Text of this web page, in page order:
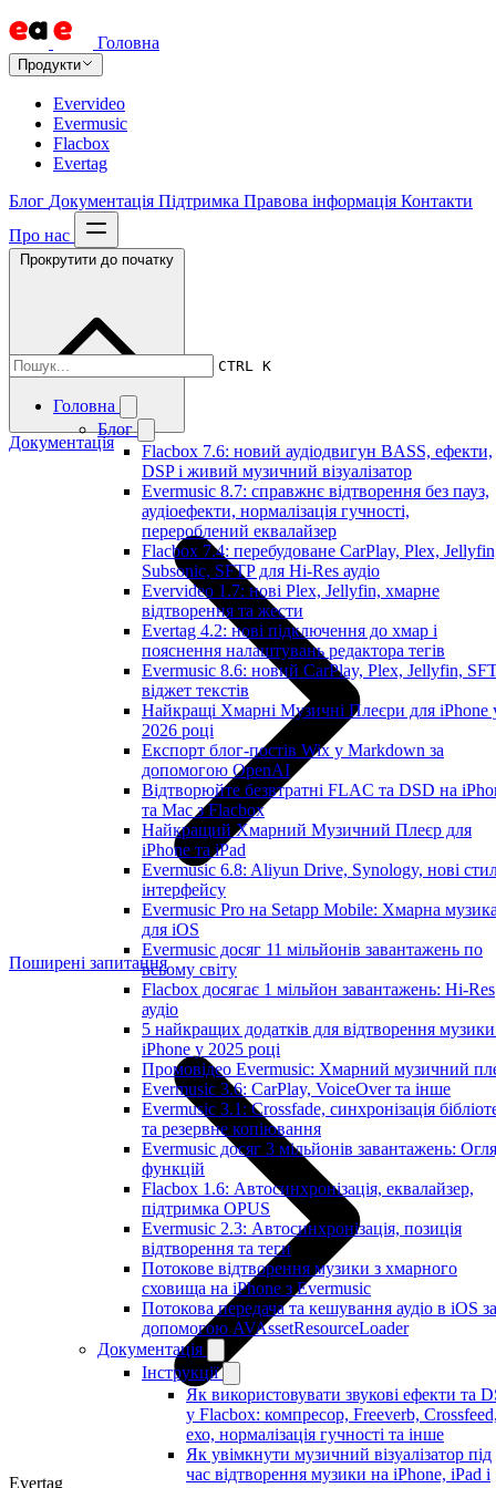
Головна
Продукти
Evervideo
Evermusic
Flacbox
Evertag
Блог Документація Підтримка Правова інформація Контакти
Про нас
CTRL K
Головна
Блог
Flacbox 7.6: новий аудіодвигун BASS, ефекти,
DSP і живий музичний візуалізатор
Evermusic 8.7: справжнє відтворення без пауз,
аудіоефекти, нормалізація гучності,
перероблений еквалайзер
Flacbox 7.4: перебудоване CarPlay, Plex,
Subsonic, SFTP для Hi-Res аудіо
Evervideo 1.7: нові Plex, Jellyfin, хмарне
відтворення та жести
Evertag 4.2: нові підключення до хмар і
пояснення налаштувань редактора тегів
Evermusic 8.6: новий CarPlay, Plex, Jellyfin,
віджет текстів
Найкращі Хмарні Музичні Плеєри для iPhone
2026 році
Експорт блог-постів Wix у Markdown за
допомогою OpenAI
Відтворюйте безвтратні FLAC та DSD на
та Mac з Flacbox
Найкращий Хмарний Музичний Плеєр для
iPhone та iPad
Evermusic 6.8: Aliyun Drive, Synology, нові
інтерфейсу
Evermusic Pro на Setapp Mobile: Хмарна
для iOS
Evermusic досяг 11 мільйонів завантажень по
всьому світу
Flacbox досягає 1 мільйон завантажень: Hi-Res
аудіо
5 найкращих додатків для відтворення
iPhone у 2025 році
Промовідео Evermusic: Хмарний музичний
Evermusic 3.6: CarPlay, VoiceOver та інше
Evermusic 3.1: Crossfade, синхронізація
та резервне копіювання
Evermusic досяг 3 мільйонів завантажень:
функцій
Flacbox 1.6: Автосинхронізація, еквалайзер,
підтримка OPUS
Evermusic 2.3: Автосинхронізація, позиція
відтворення та теги
Потокове відтворення музики з хмарного
сховища на iPhone з Evermusic
Потокова передача та кешування аудіо в iOS за
допомогою AVAssetResourceLoader
Документація
Інструкції
Як використовувати звукові ефекти та
у Flacbox: компресор, Freeverb,
ехо, нормалізація гучності та інше
Як увімкнути музичний візуалізатор під
час відтворення музики на iPhone, iPad і
Прокрутити до початку
Документація
Поширені запитання
Evertag